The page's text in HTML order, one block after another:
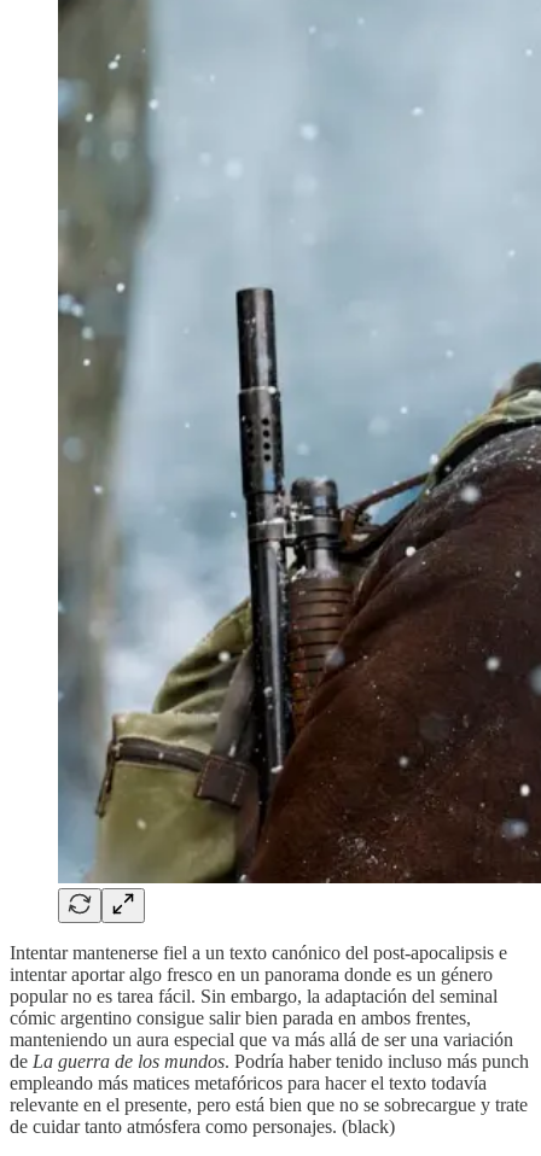
Intentar mantenerse fiel a un texto canónico del post-apocalipsis e
intentar aportar algo fresco en un panorama donde es un género
popular no es tarea fácil. Sin embargo, la adaptación del seminal
cómic argentino consigue salir bien parada en ambos frentes,
manteniendo un aura especial que va más allá de ser una variación
de La guerra de los mundos. Podría haber tenido incluso más punch
empleando más matices metafóricos para hacer el texto todavía
relevante en el presente, pero está bien que no se sobrecargue y trate
de cuidar tanto atmósfera como personajes. (black)